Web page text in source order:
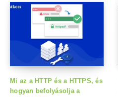
Mi az a HTTP és a HTTPS, és
hogyan befolyásolja a